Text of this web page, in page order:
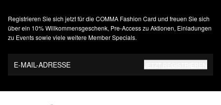
Registrieren Sie sich jetzt für die COMMA Fashion Card und freuen Sie sich
über ein 10% Willkommensgeschenk, Pre-Access zu Aktionen, Einladungen
zu Events sowie viele weitere Member Specials.
E-MAIL-ADRESSE